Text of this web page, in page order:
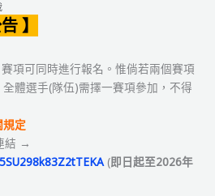
】
項可同時進行報名。惟倘若兩個賽項
體選手(隊伍)需擇一賽項參加，不得
規定
結 →
(即日起至2026年